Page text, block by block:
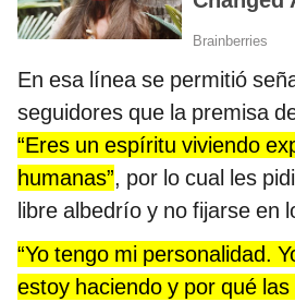
En esa línea se permitió
seguidores que la premisa
“Eres un espíritu viviendo
humanas”, por lo cual les
libre albedrío y no fijarse en
“Yo tengo mi personalidad.
estoy haciendo y por qué las